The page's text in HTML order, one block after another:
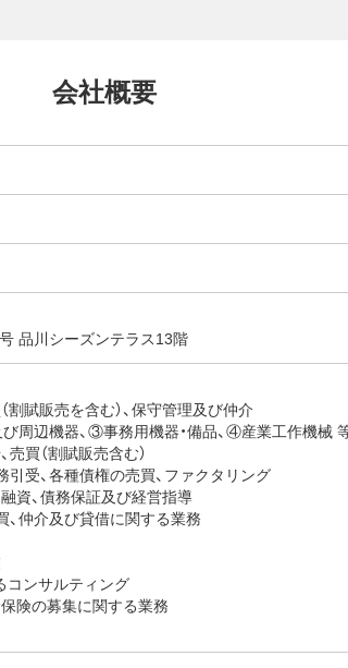
会社概要
品川シーズンテラス13階
割賦販売を含む）、保守管理及び仲介
辺機器、③事務用機器・備品、④産業工作機械
買（割賦販売含む）
引受、各種債権の売買、ファクタリング
資、債務保証及び経営指導
、仲介及び貸借に関する業務
コンサルティング
険の募集に関する業務